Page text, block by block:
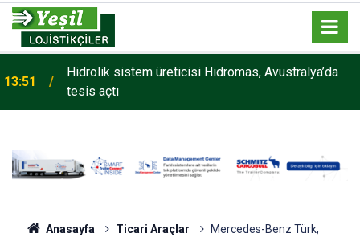
13:51
Hidrolik sistem üreticisi Hidromas, Avustralya’da
tesis açtı
Anasayfa Ticari Araçlar
Mercedes-Benz Türk,